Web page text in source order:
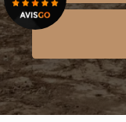
Voir le certificat